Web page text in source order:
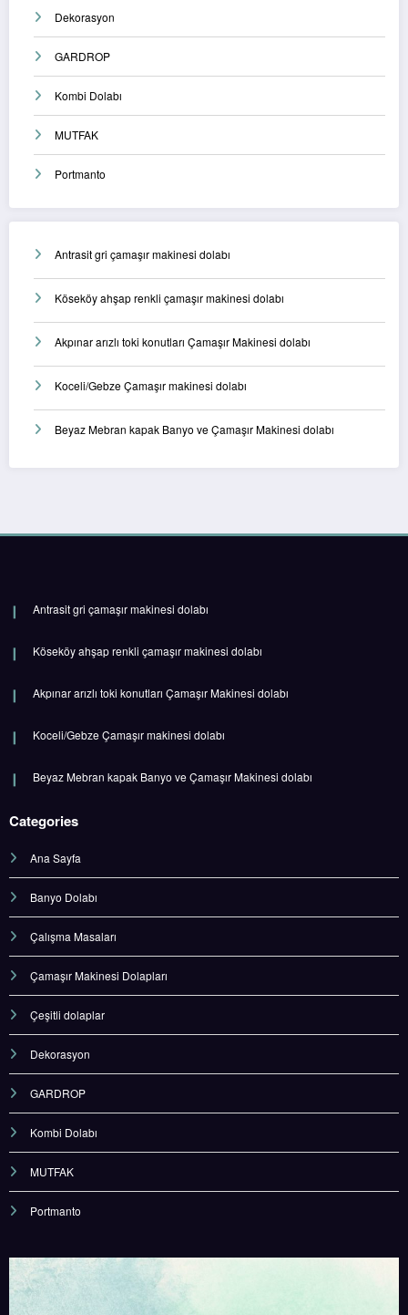
Dekorasyon
GARDROP
Kombi Dolabı
MUTFAK
Portmanto
Antrasit gri çamaşır makinesi dolabı
Köseköy ahşap renkli çamaşır makinesi dolabı
Akpınar arızlı toki konutları Çamaşır Makinesi dolabı
Koceli/Gebze Çamaşır makinesi dolabı
Beyaz Mebran kapak Banyo ve Çamaşır Makinesi dolabı
Antrasit gri çamaşır makinesi dolabı
Köseköy ahşap renkli çamaşır makinesi dolabı
Akpınar arızlı toki konutları Çamaşır Makinesi dolabı
Koceli/Gebze Çamaşır makinesi dolabı
Beyaz Mebran kapak Banyo ve Çamaşır Makinesi dolabı
Categories
Ana Sayfa
Banyo Dolabı
Çalışma Masaları
Çamaşır Makinesi Dolapları
Çeşitli dolaplar
Dekorasyon
GARDROP
Kombi Dolabı
MUTFAK
Portmanto